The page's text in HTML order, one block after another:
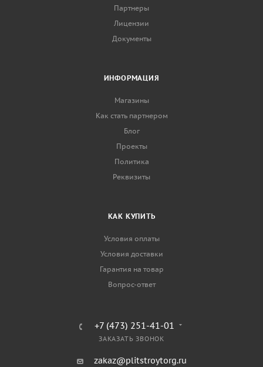
Партнеры
Лицензии
Документы
ИНФОРМАЦИЯ
Магазины
Как стать партнером
Блог
Проекты
Политика
Реквизиты
КАК КУПИТЬ
Условия оплаты
Условия доставки
Гарантия на товар
Вопрос-ответ
+7 (473) 251-41-01
ЗАКАЗАТЬ ЗВОНОК
zakaz@plitstroytorg.ru